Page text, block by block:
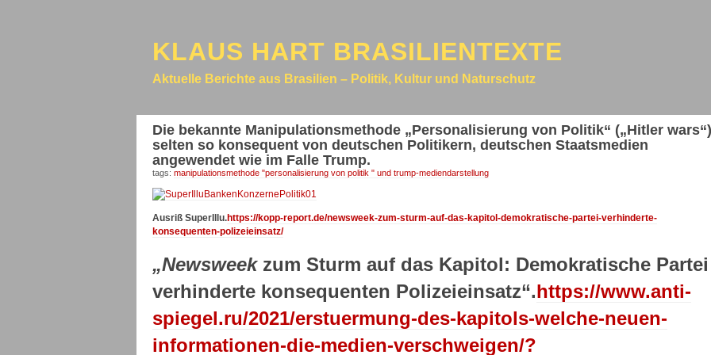
KLAUS HART BRASILIENTEXTE
Aktuelle Berichte aus Brasilien – Politik, Kultur und Naturschutz
Die bekannte Manipulationsmethode „Personalisierung von Politik“ („Hitler
selten so konsequent von deutschen Politikern, deutschen Staatsmedien
angewendet wie im Falle Trump.
tags: manipulationsmethode "personalisierung von politik " und trump-mediendarstellung
Ausriß SuperIllu.https://kopp-report.de/newsweek-zum-sturm-auf-das-kapitol-demokratische-partei-verhinderte-
konsequenten-polizeieinsatz/
„Newsweekzum Sturm auf das Kapitol: Demokratische Partei
verhinderte konsequenten Polizeieinsatz“.https://www.anti-
spiegel.ru/2021/erstuermung-des-kapitols-welche-neuen-
informationen-die-medien-verschweigen/?